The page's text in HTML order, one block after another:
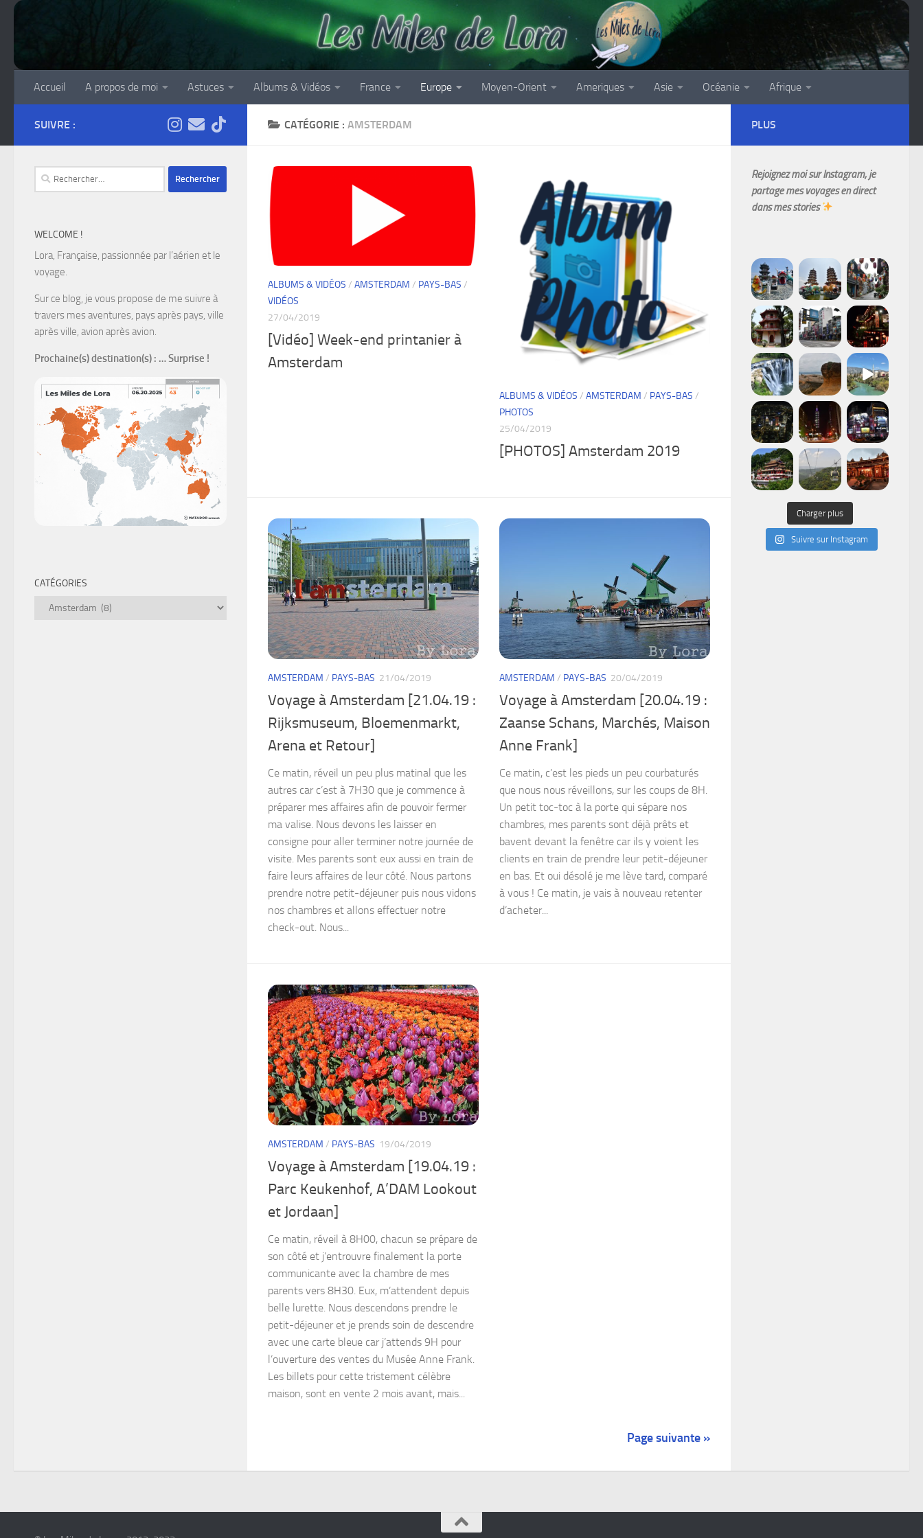
Accueil A propos de moi Astuces Albums & Vidéos France Europe Moyen-Orient Ameriques Asie Océanie Afrique
CATÉGORIE : AMSTERDAM
ALBUMS & VIDÉOS / AMSTERDAM / PAYS-BAS /
VIDÉOS
27/04/2019
[Vidéo] Week-end printanier à
Amsterdam
ALBUMS & VIDÉOS / AMSTERDAM / PAYS-BAS /
PHOTOS
25/04/2019
[PHOTOS] Amsterdam 2019
AMSTERDAM / PAYS-BAS 21/04/2019
Voyage à Amsterdam [21.04.19 :
Rijksmuseum, Bloemenmarkt,
Arena et Retour]
Ce matin, réveil un peu plus matinal que les
autres car c’est à 7H30 que je commence à
préparer mes affaires afin de pouvoir fermer
ma valise. Nous devons les laisser en
consigne pour aller terminer notre journée de
visite. Mes parents sont eux aussi en train de
faire leurs affaires de leur côté. Nous partons
prendre notre petit-déjeuner puis nous vidons
nos chambres et allons effectuer notre
check-out. Nous...
AMSTERDAM / PAYS-BAS 20/04/2019
Voyage à Amsterdam [20.04.19 :
Zaanse Schans, Marchés, Maison
Anne Frank]
Ce matin, c’est les pieds un peu courbaturés
que nous nous réveillons, sur les coups de 8H.
Un petit toc-toc à la porte qui sépare nos
chambres, mes parents sont déjà prêts et
bavent devant la fenêtre car ils y voient les
clients en train de prendre leur petit-déjeuner
en bas. Et oui désolé je me lève tard, comparé
à vous ! Ce matin, je vais à nouveau retenter
d’acheter...
AMSTERDAM / PAYS-BAS 19/04/2019
Voyage à Amsterdam [19.04.19 :
Parc Keukenhof, A’DAM Lookout
et Jordaan]
Ce matin, réveil à 8H00, chacun se prépare de
son côté et j’entrouvre finalement la porte
communicante avec la chambre de mes
parents vers 8H30. Eux, m’attendent depuis
belle lurette. Nous descendons prendre le
petit-déjeuner et je prends soin de descendre
avec une carte bleue car j’attends 9H pour
l’ouverture des ventes du Musée Anne Frank.
Les billets pour cette tristement célèbre
maison, sont en vente 2 mois avant, mais...
Page suivante »
SUIVRE :
Rechercher :
WELCOME !
Lora, Française, passionnée par l’aérien et le
voyage.
Sur ce blog, je vous propose de me suivre à
travers mes aventures, pays après pays, ville
après ville, avion après avion.
Prochaine(s) destination(s) : … Surprise !
CATÉGORIES
Catégories
PLUS
Rejoignez moi sur Instagram, je
partage mes voyages en direct
dans mes stories
Charger plus
Suivre sur Instagram